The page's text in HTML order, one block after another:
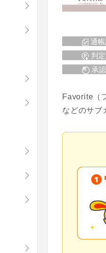
通
判
承
Favorite（
などのサブ